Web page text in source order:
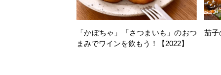
「かぼちゃ」「さつまいも」のおつ
まみでワインを飲もう！【2022】
茄子